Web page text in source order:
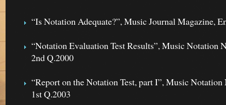
“Is Notation Adequate?”, Music Journal Magazine,
“Notation Evaluation Test Results”, Music Notation
2nd Q.2000
“Report on the Notation Test, part I”, Music
1st Q.2003